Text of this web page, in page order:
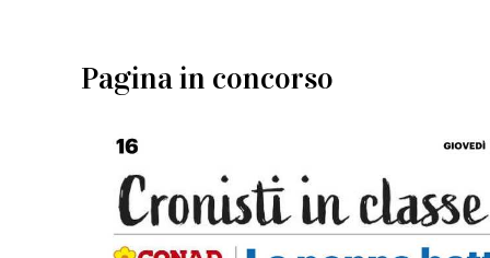
Pagina in concorso